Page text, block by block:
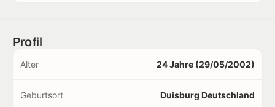
Profil
Alter 24 Jahre (29/05/2002)
Geburtsort Duisburg Deutschland